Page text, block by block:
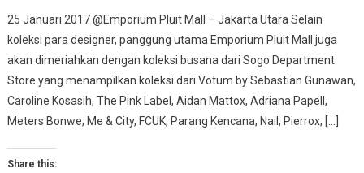
25 Januari 2017 @Emporium Pluit Mall – Jakarta Utara Selain
koleksi para designer, panggung utama Emporium Pluit Mall juga
akan dimeriahkan dengan koleksi busana dari Sogo Department
Store yang menampilkan koleksi dari Votum by Sebastian Gunawan,
Caroline Kosasih, The Pink Label, Aidan Mattox, Adriana Papell,
Meters Bonwe, Me & City, FCUK, Parang Kencana, Nail, Pierrox, […]
Share this: